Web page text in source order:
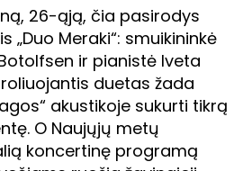
26-ąją, čia pasirodys
„Duo Meraki“: smuikininkė
ir pianistė Iveta
duetas žada
akustikoje sukurti tikrą
O Naujųjų metų
koncertinę programą